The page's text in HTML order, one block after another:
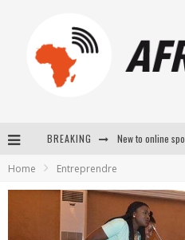
BREAKING
Home Entreprendre